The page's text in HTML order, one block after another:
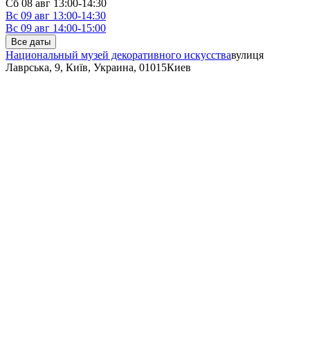
Сб 08 авг 13:00-14:30
Вс 09 авг 13:00-14:30
Вс 09 авг 14:00-15:00
Все даты
Национальный музей декоративного искусствавулиця
Лаврська, 9, Київ, Украина, 01015Киев